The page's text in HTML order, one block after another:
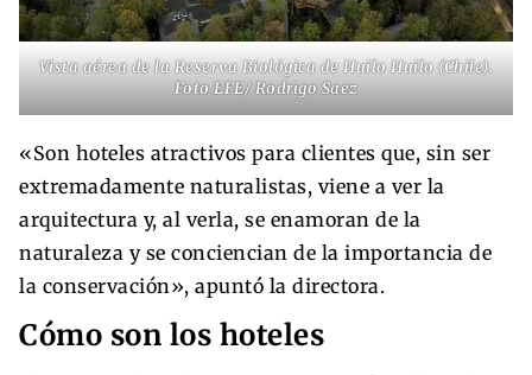
Vista aérea de la Reserva Biológica de Huilo Huilo (Chile).
Foto EFE/ Rodrigo Saez
«Son hoteles atractivos para clientes que, sin ser
extremadamente naturalistas, viene a ver la
arquitectura y, al verla, se enamoran de la
naturaleza y se conciencian de la importancia de
la conservación», apuntó la directora.
Cómo son los hoteles